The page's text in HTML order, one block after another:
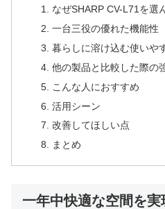
なぜSHARP CV-L71を選
一台三役の優れた機能性
暮らしに溶け込む使いや
他の製品と比較した際の
こんな人におすすめ
活用シーン
改善してほしい点
まとめ
一年中快適な空間を